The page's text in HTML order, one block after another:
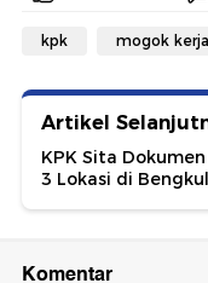
kpk mogok kerja
Artikel
KPK Sita
3 Lokasi di